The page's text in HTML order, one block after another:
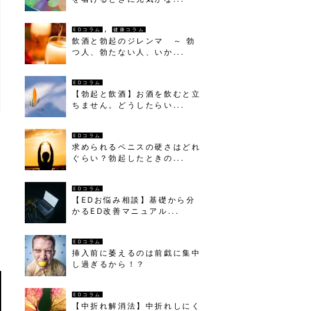
EDコラム , 健康コラム
飲酒と勃起のジレンマ ～ 勃
つ人、勃たない人、いか...
EDコラム
【勃起と飲酒】お酒を飲むと立
ちません。どうしたらい...
EDコラム
求められるペニスの硬さはどれ
ぐらい？勃起したときの...
EDコラム
【EDお悩み相談】基礎から分
かるED改善マニュアル...
EDコラム
挿入前に萎えるのは前戯に集中
し過ぎるから！？
EDコラム
【中折れ解消法】中折れしにく